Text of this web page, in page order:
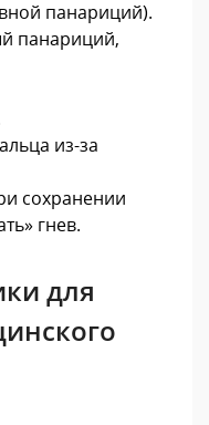
панариций).
панариций,
из-за
сохранении
гнев.
для